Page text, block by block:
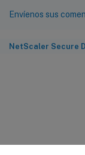
Envíenos sus
NetScaler Secure